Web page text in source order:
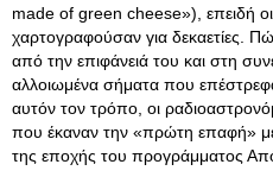
made of green cheese»), επειδή
χαρτογραφούσαν για δεκαετίες.
από την επιφάνειά του και στη
αλλοιωμένα σήματα που
αυτόν τον τρόπο, οι
που έκαναν την «πρώτη επαφή»
της εποχής του προγράμματος